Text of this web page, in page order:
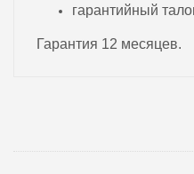
гарантийный
Гарантия 12 месяцев.